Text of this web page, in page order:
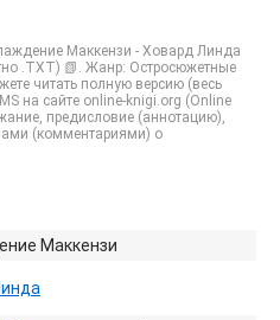
Маккензи - Ховард Линда
.TXT) 📗. Жанр: Остросюжетные
читать полную версию (весь
на сайте online-knigi.org (Online
предисловие (аннотацию),
(комментариями) о
Маккензи